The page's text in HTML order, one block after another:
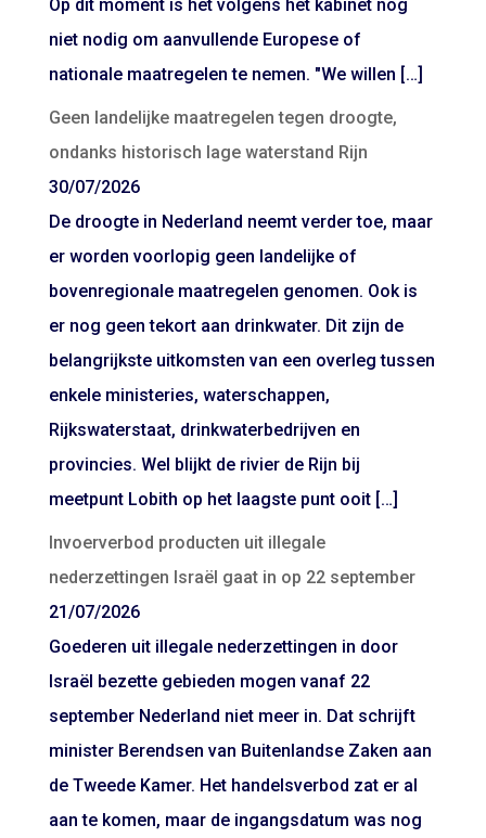
Op dit moment is het volgens het kabinet nog
niet nodig om aanvullende Europese of
nationale maatregelen te nemen. "We willen […]
Geen landelijke maatregelen tegen droogte,
ondanks historisch lage waterstand Rijn
30/07/2026
De droogte in Nederland neemt verder toe, maar
er worden voorlopig geen landelijke of
bovenregionale maatregelen genomen. Ook is
er nog geen tekort aan drinkwater. Dit zijn de
belangrijkste uitkomsten van een overleg tussen
enkele ministeries, waterschappen,
Rijkswaterstaat, drinkwaterbedrijven en
provincies. Wel blijkt de rivier de Rijn bij
meetpunt Lobith op het laagste punt ooit […]
Invoerverbod producten uit illegale
nederzettingen Israël gaat in op 22 september
21/07/2026
Goederen uit illegale nederzettingen in door
Israël bezette gebieden mogen vanaf 22
september Nederland niet meer in. Dat schrijft
minister Berendsen van Buitenlandse Zaken aan
de Tweede Kamer. Het handelsverbod zat er al
aan te komen, maar de ingangsdatum was nog